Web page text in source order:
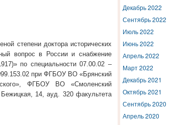
степени доктора исторических
вопрос в России и снабжение
по специальности 07.00.02 –
при ФГБОУ ВО «Брянский
ФГБОУ ВО «Смоленский
14, ауд. 320 факультета
Декабрь 2022
Сентябрь 2022
Июль 2022
Июнь 2022
Апрель 2022
Март 2022
Декабрь 2021
Октябрь 2021
Сентябрь 2020
Апрель 2020